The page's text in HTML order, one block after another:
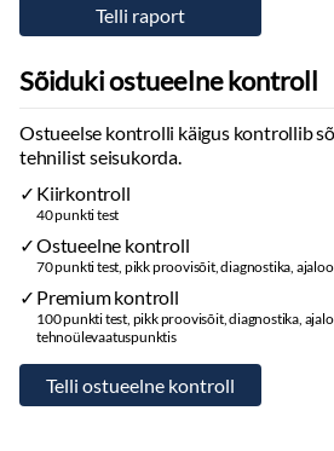
Sõiduki ostueelne kontroll
Ostueelse kontrolli käigus kontrollib
tehnilist seisukorda.
Kiirkontroll
40 punkti test
Ostueelne kontroll
70 punkti test, pikk proovisõit, diagnostika,
Premium kontroll
100 punkti test, pikk proovisõit, diagnostika,
tehnoülevaatuspunktis